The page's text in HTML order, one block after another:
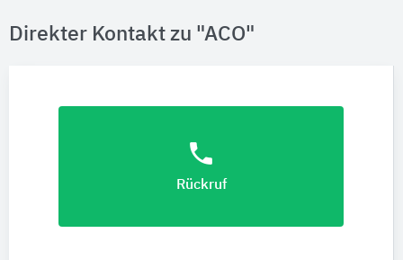
Direkter Kontakt zu "ACO"
phone
Rückruf